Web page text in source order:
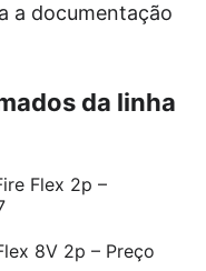
a documentação
da linha
Flex 2p –
8V 2p – Preço